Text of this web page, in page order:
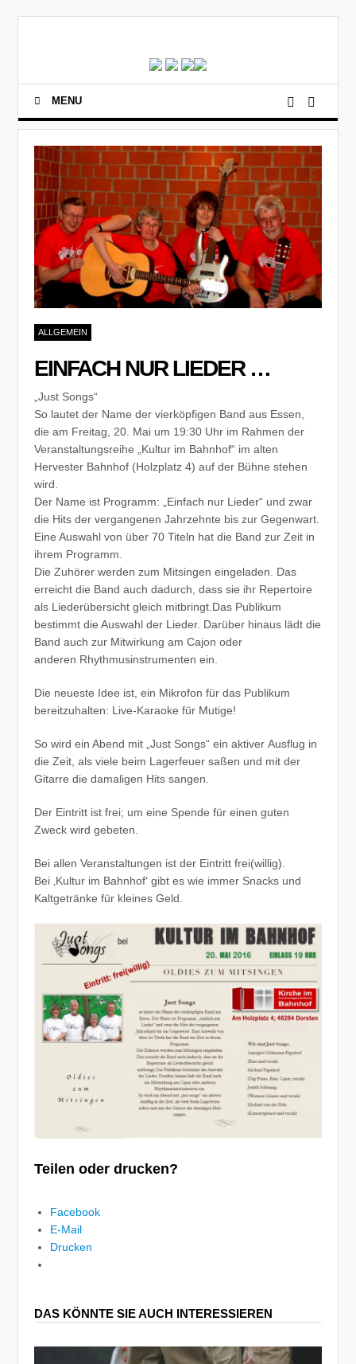
MENU
ALLGEMEIN
EINFACH NUR LIEDER …
„Just Songs“
So lautet der Name der vierköpfigen Band aus Essen,
die am Freitag, 20. Mai um 19:30 Uhr im Rahmen der
Veranstaltungsreihe „Kultur im Bahnhof“ im alten
Hervester Bahnhof (Holzplatz 4) auf der Bühne stehen
wird.
Der Name ist Programm: „Einfach nur Lieder“ und zwar
die Hits der vergangenen Jahrzehnte bis zur Gegenwart.
Eine Auswahl von über 70 Titeln hat die Band zur Zeit in
ihrem Programm.
Die Zuhörer werden zum Mitsingen eingeladen. Das
erreicht die Band auch dadurch, dass sie ihr Repertoire
als Liederübersicht gleich mitbringt.Das Publikum
bestimmt die Auswahl der Lieder. Darüber hinaus lädt die
Band auch zur Mitwirkung am Cajon oder
anderen Rhythmusinstrumenten ein.
Die neueste Idee ist, ein Mikrofon für das Publikum
bereitzuhalten: Live-Karaoke für Mutige!
So wird ein Abend mit „Just Songs“ ein aktiver Ausflug in
die Zeit, als viele beim Lagerfeuer saßen und mit der
Gitarre die damaligen Hits sangen.
Der Eintritt ist frei; um eine Spende für einen guten
Zweck wird gebeten.
Bei allen Veranstaltungen ist der Eintritt frei(willig).
Bei ‚Kultur im Bahnhof‘ gibt es wie immer Snacks und
Kaltgetränke für kleines Geld.
Teilen oder drucken?
Facebook
E-Mail
Drucken
DAS KÖNNTE SIE AUCH INTERESSIEREN